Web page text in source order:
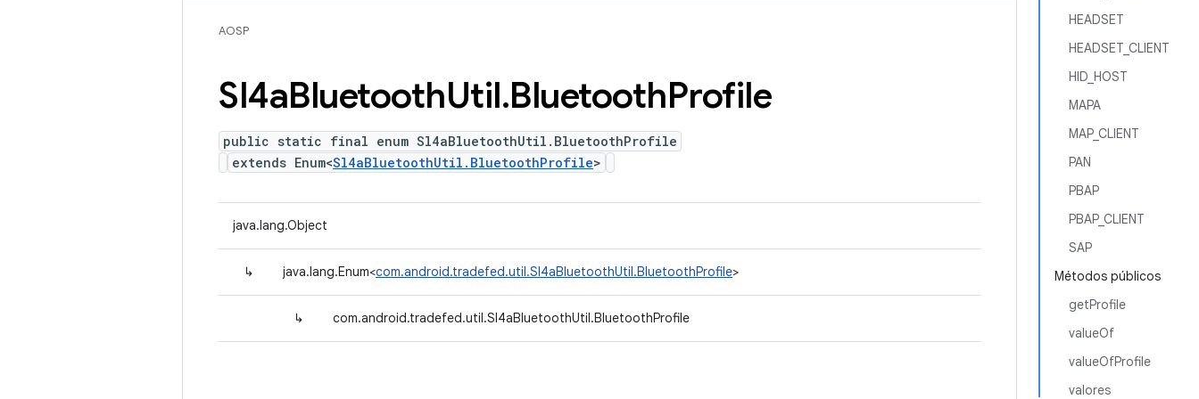
HEADSET
HEADSET_CLIENT
HID_HOST
MAPA
MAP_CLIENT
PAN
PBAP
PBAP_CLIENT
SAP
Métodos públicos
getProfile
valueOf
valueOfProfile
valores
AOSP
Sl4aBluetoothUtil.BluetoothProfile
public static final enum Sl4aBluetoothUtil.BluetoothProfile
extends Enum<Sl4aBluetoothUtil.BluetoothProfile>
java.lang.Object
↳ java.lang.Enum<com.android.tradefed.util.Sl4aBluetoothUtil.BluetoothProfile>
↳ com.android.tradefed.util.Sl4aBluetoothUtil.BluetoothProfile